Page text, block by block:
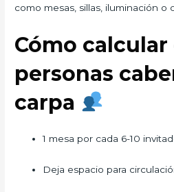
como mesas, sillas, iluminación o
Cómo
personas
carpa
1 mesa por cada 6-10
Deja espacio para